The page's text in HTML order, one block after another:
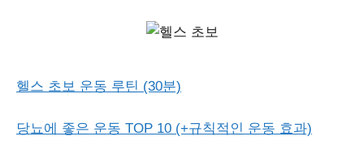
헬스 초보 운동 루틴 (30분)
당뇨에 좋은 운동 TOP 10 (+규칙적인 운동 효과)